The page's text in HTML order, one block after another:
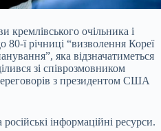
кремлівського очільника і
ї річниці “визволення Кореї
яка відзначатиметься
зі співрозмовником
з президентом США
інформаційні ресурси.